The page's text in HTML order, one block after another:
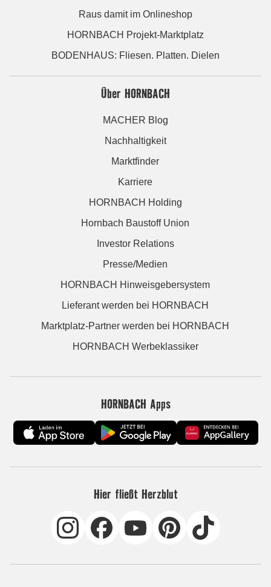
Raus damit im Onlineshop
HORNBACH Projekt-Marktplatz
BODENHAUS: Fliesen. Platten. Dielen
Über HORNBACH
MACHER Blog
Nachhaltigkeit
Marktfinder
Karriere
HORNBACH Holding
Hornbach Baustoff Union
Investor Relations
Presse/Medien
HORNBACH Hinweisgebersystem
Lieferant werden bei HORNBACH
Marktplatz-Partner werden bei HORNBACH
HORNBACH Werbeklassiker
HORNBACH Apps
Hier fließt Herzblut